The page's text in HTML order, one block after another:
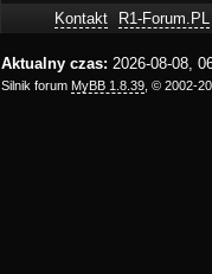
Kontakt R1-Forum.PL
Aktualny czas: 2026-08-08,
Silnik forum MyBB 1.8.39 , © 2002-